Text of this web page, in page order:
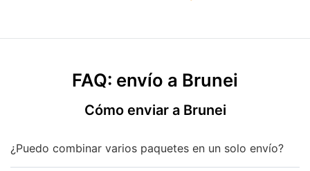
FAQ: envío a Brunei
Cómo enviar a Brunei
¿Puedo combinar varios paquetes en un solo envío?